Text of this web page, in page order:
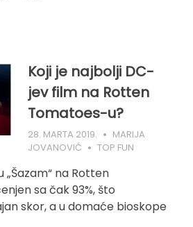
Koji je najbolji DC-
jev film na Rotten
Tomatoes-u?
28. MARTA 2019.
MARIJA
JOVANOVIĆ
TOP FUN
„Šazam“ na Rotten
sa čak 93%, što
skor, a u domaće bioskope